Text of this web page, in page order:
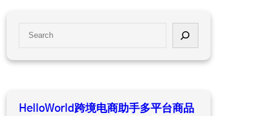
a
h
HelloWorld跨境电商助手多平台商品